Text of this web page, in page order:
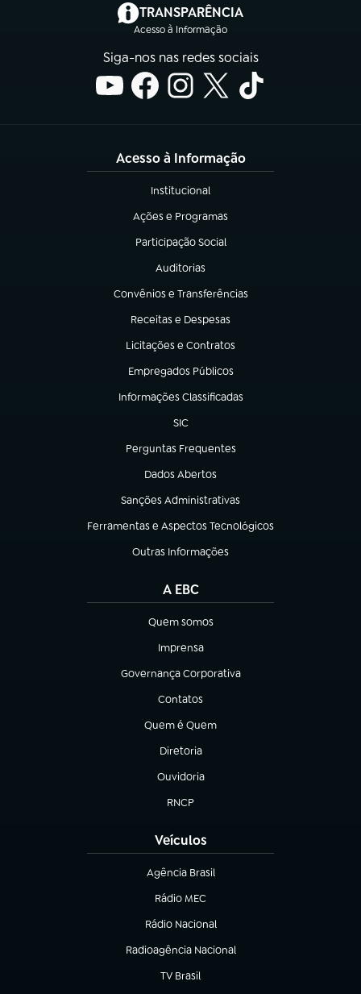
TRANSPARÊNCIA
Acesso à Informação
(abre em nova aba)
Siga-nos nas redes sociais
Acesso à Informação
Institucional
(abre em nova aba)
Ações e Programas
(abre em nova aba)
Participação Social
(abre em nova aba)
Auditorias
(abre em nova aba)
Convênios e Transferências
(abre em nova aba)
Receitas e Despesas
(abre em nova aba)
Licitações e Contratos
(abre em nova aba)
Empregados Públicos
(abre em nova aba)
Informações Classificadas
(abre em nova aba)
SIC
(abre em nova aba)
Perguntas Frequentes
(abre em nova aba)
Dados Abertos
(abre em nova aba)
Sanções Administrativas
(abre em nova aba)
Ferramentas e Aspectos Tecnológicos
(abre em nova aba)
Outras Informações
(abre em nova aba)
A EBC
Quem somos
(abre em nova aba)
Imprensa
(abre em nova aba)
Governança Corporativa
(abre em nova aba)
Contatos
(abre em nova aba)
Quem é Quem
(abre em nova aba)
Diretoria
(abre em nova aba)
Ouvidoria
(abre em nova aba)
RNCP
(abre em nova aba)
Veículos
Agência Brasil
(abre em nova aba)
Rádio MEC
(abre em nova aba)
Rádio Nacional
Radioagência Nacional
(abre em nova aba)
TV Brasil
(abre em nova aba)